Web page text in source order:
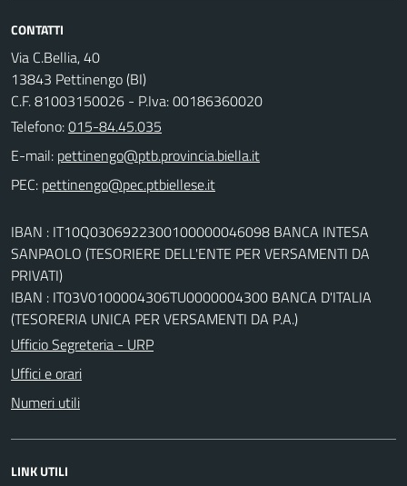
CONTATTI
Via C.Bellia, 40
13843 Pettinengo (BI)
C.F. 81003150026 - P.Iva: 00186360020
Telefono:015-84.45.035
E-mail:
PEC:
IBAN : IT10Q0306922300100000046098 BANCA INTESA
SANPAOLO (TESORIERE DELL'ENTE PER VERSAMENTI DA
PRIVATI)
IBAN : IT03V0100004306TU0000004300 BANCA D'ITALIA
(TESORERIA UNICA PER VERSAMENTI DA P.A.)
Ufficio Segreteria - URP
Uffici e orari
Numeri utili
LINK UTILI